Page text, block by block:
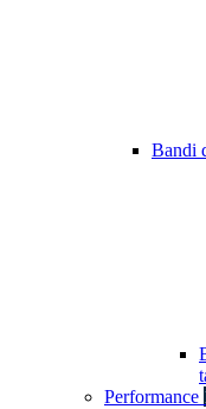
Bandi
Performance